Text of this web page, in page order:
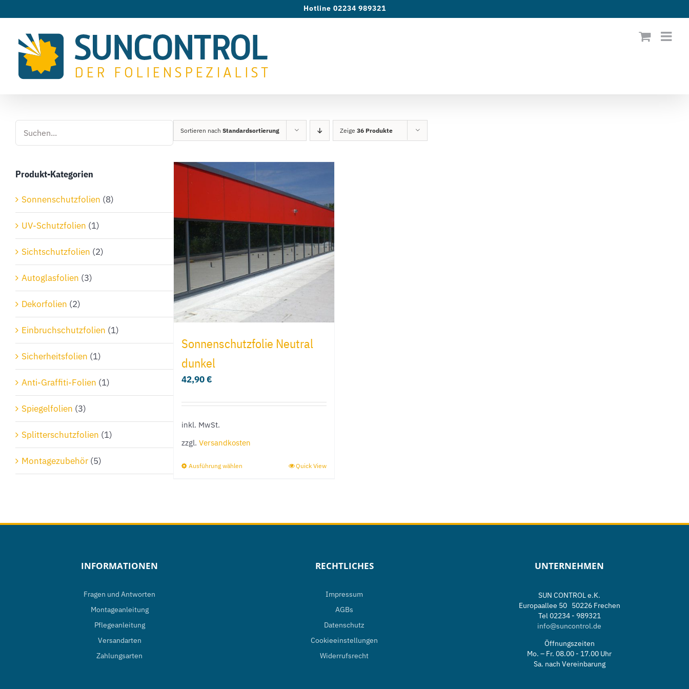
springen
Hotline 02234 989321
Sortieren nachStandardsortierung Zeige36 Produkte
Sonnenschutzfolie Neutral
dunkel
42,90€
inkl. MwSt.
zzgl.Versandkosten
Ausführung wählen Quick View
Produkt-Kategorien
Sonnenschutzfolien (8)
UV-Schutzfolien (1)
Sichtschutzfolien (2)
Autoglasfolien (3)
Dekorfolien (2)
Einbruchschutzfolien (1)
Sicherheitsfolien (1)
Anti-Graffiti-Folien (1)
Spiegelfolien (3)
Splitterschutzfolien (1)
Montagezubehör (5)
INFORMATIONEN
Fragen und Antworten
Montageanleitung
Pflegeanleitung
Versandarten
Zahlungsarten
RECHTLICHES
Impressum
AGBs
Datenschutz
Cookieeinstellungen
Widerrufsrecht
UNTERNEHMEN
SUN CONTROL e.K.
Europaallee 50 50226 Frechen
Tel 02234 - 989321
info@suncontrol.de
Öffnungszeiten
Mo. – Fr. 08.00 - 17.00 Uhr
Sa. nach Vereinbarung